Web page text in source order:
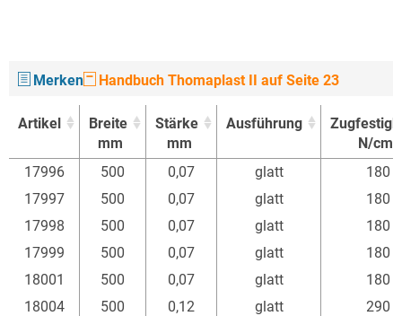
Merken Handbuch Thomaplast II auf Seite 23
Artikel
Breite
mm
Stärke
mm
Ausführung
N/cm
Artikel
Breite
Stärke
Ausführung
17996 500 0,07 glatt
180
17997
500 0,07 glatt
180
17998
500 0,07 glatt
180
17999
500 0,07 glatt
180
18001
500 0,07 glatt
180
18004
500 0,12 glatt
290